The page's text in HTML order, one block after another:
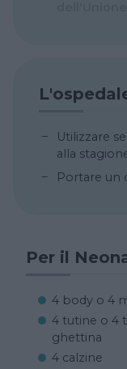
Utilizzare
alla
Portare un
Per il
4 body o 4
4 tutine o 4
ghettina
4 calzine